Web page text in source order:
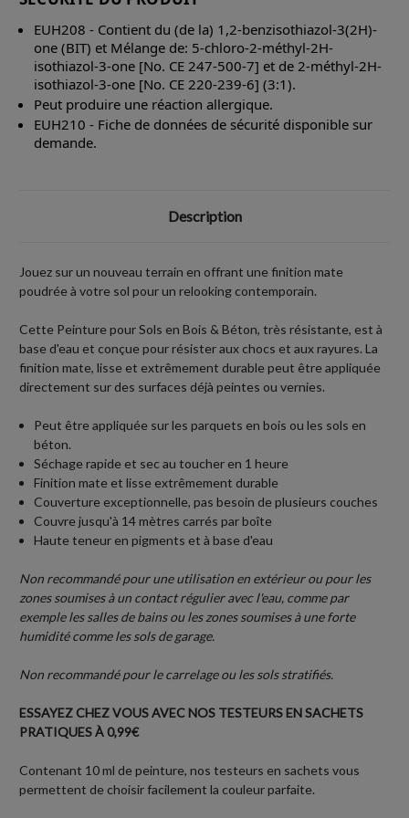
EUH208 - Contient du (de la) 1,2-benzisothiazol-3(2H)-
one (BIT) et Mélange de: 5-chloro-2-méthyl-2H-
isothiazol-3-one [No. CE 247-500-7] et de 2-méthyl-2H-
isothiazol-3-one [No. CE 220-239-6] (3:1).
Peut produire une réaction allergique.
EUH210 - Fiche de données de sécurité disponible sur
demande.
Description
Jouez sur un nouveau terrain en offrant une finition mate
poudrée à votre sol pour un relooking contemporain.
Cette Peinture pour Sols en Bois & Béton, très résistante, est à
base d'eau et conçue pour résister aux chocs et aux rayures. La
finition mate, lisse et extrêmement durable peut être appliquée
directement sur des surfaces déjà peintes ou vernies.
Peut être appliquée sur les parquets en bois ou les sols en
béton.
Séchage rapide et sec au toucher en 1 heure
Finition mate et lisse extrêmement durable
Couverture exceptionnelle, pas besoin de plusieurs couches
Couvre jusqu'à 14 mètres carrés par boîte
Haute teneur en pigments et à base d'eau
Non recommandé pour une utilisation en extérieur ou pour les
zones soumises à un contact régulier avec l'eau, comme par
exemple les salles de bains ou les zones soumises à une forte
humidité comme les sols de garage.
Non recommandé pour le carrelage ou les sols stratifiés.
ESSAYEZ CHEZ VOUS AVEC NOS TESTEURS EN SACHETS
PRATIQUES À 0,99€
Contenant 10 ml de peinture, nos testeurs en sachets vous
permettent de choisir facilement la couleur parfaite.